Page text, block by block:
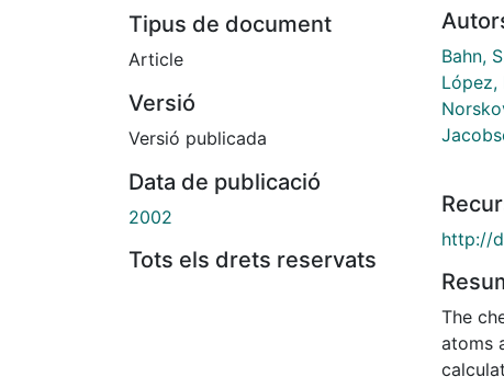
Tipus de document
Article
Versió
Versió publicada
Data de publicació
2002
Tots els drets reservats
Bahn,
López,
http://
The
atoms